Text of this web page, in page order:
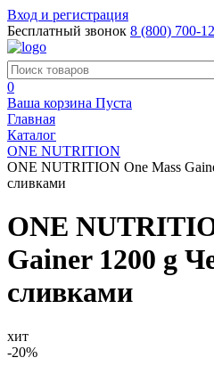
Вход и регистрация
Бесплатный звонок 8 (800) 700-
0
Ваша корзина Пуста
Главная
Каталог
ONE NUTRITION
ONE NUTRITION One Mass
сливками
ONE
Gainer 1200 g
сливками
хит
-20%